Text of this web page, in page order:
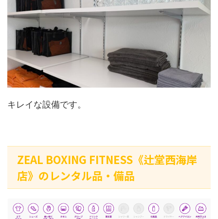
キレイな設備です。
ZEAL BOXING FITNESS《辻堂西海岸
店》のレンタル品・備品